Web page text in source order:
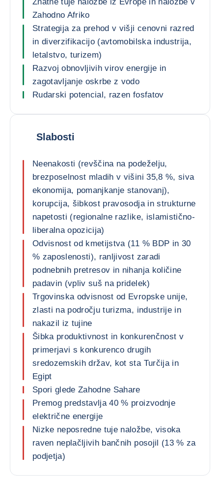
Zahodno Afriko
Strategija za prehod v višji cenovni razred
in diverzifikacijo (avtomobilska industrija,
letalstvo, turizem)
Razvoj obnovljivih virov energije in
zagotavljanje oskrbe z vodo
Rudarski potencial, razen fosfatov
Slabosti
Neenakosti (revščina na podeželju,
brezposelnost mladih v višini 35,8 %, siva
ekonomija, pomanjkanje stanovanj),
korupcija, šibkost pravosodja in strukturne
napetosti (regionalne razlike, islamistično-
liberalna opozicija)
Odvisnost od kmetijstva (11 % BDP in 30
% zaposlenosti), ranljivost zaradi
podnebnih pretresov in nihanja količine
padavin (vpliv suš na pridelek)
Trgovinska odvisnost od Evropske unije,
zlasti na področju turizma, industrije in
nakazil iz tujine
Šibka produktivnost in konkurenčnost v
primerjavi s konkurenco drugih
sredozemskih držav, kot sta Turčija in
Egipt
Spori glede Zahodne Sahare
Premog predstavlja 40 % proizvodnje
električne energije
Nizke neposredne tuje naložbe, visoka
raven neplačljivih bančnih posojil (13 % za
podjetja)